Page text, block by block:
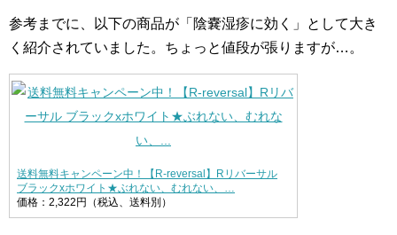
参考までに、以下の商品が「陰嚢湿疹に効く」として大き
く紹介されていました。ちょっと値段が張りますが…。
送料無料キャンペーン中！【R-reversal】Rリバーサル
ブラックxホワイト★ぶれない、むれない、…
価格：2,322円（税込、送料別）